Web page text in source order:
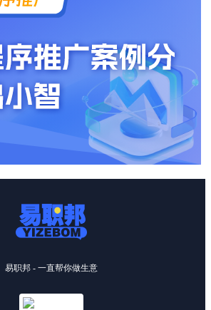
易职邦 - 一直帮你做生意